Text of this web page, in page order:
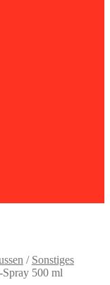
/ Sonstiges
500 ml